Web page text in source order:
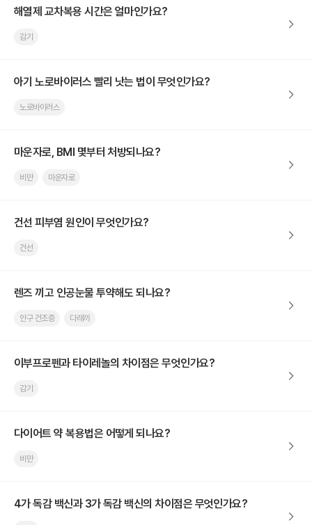
해열제 교차복용 시간은 얼마인가요?
감기
아기 노로바이러스 빨리 낫는 법이 무엇인가요?
노로바이러스
마운자로, BMI 몇부터 처방되나요?
비만 마운자로
건선 피부염 원인이 무엇인가요?
건선
렌즈 끼고 인공눈물 투약해도 되나요?
안구 건조증 다래끼
이부프로펜과 타이레놀의 차이점은 무엇인가요?
감기
다이어트 약 복용법은 어떻게 되나요?
비만
4가 독감 백신과 3가 독감 백신의 차이점은 무엇인가요?